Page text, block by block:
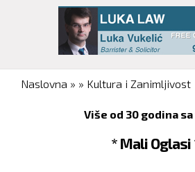
You are here
Naslovna » » Kultura i Zanimljivost
Više od 30 godina sa
* Mali Oglasi